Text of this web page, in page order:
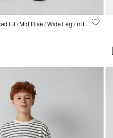
Jeans Baggy / Relaxed Fit / Mid Rise / Wide Leg / mit Stickerei und Print